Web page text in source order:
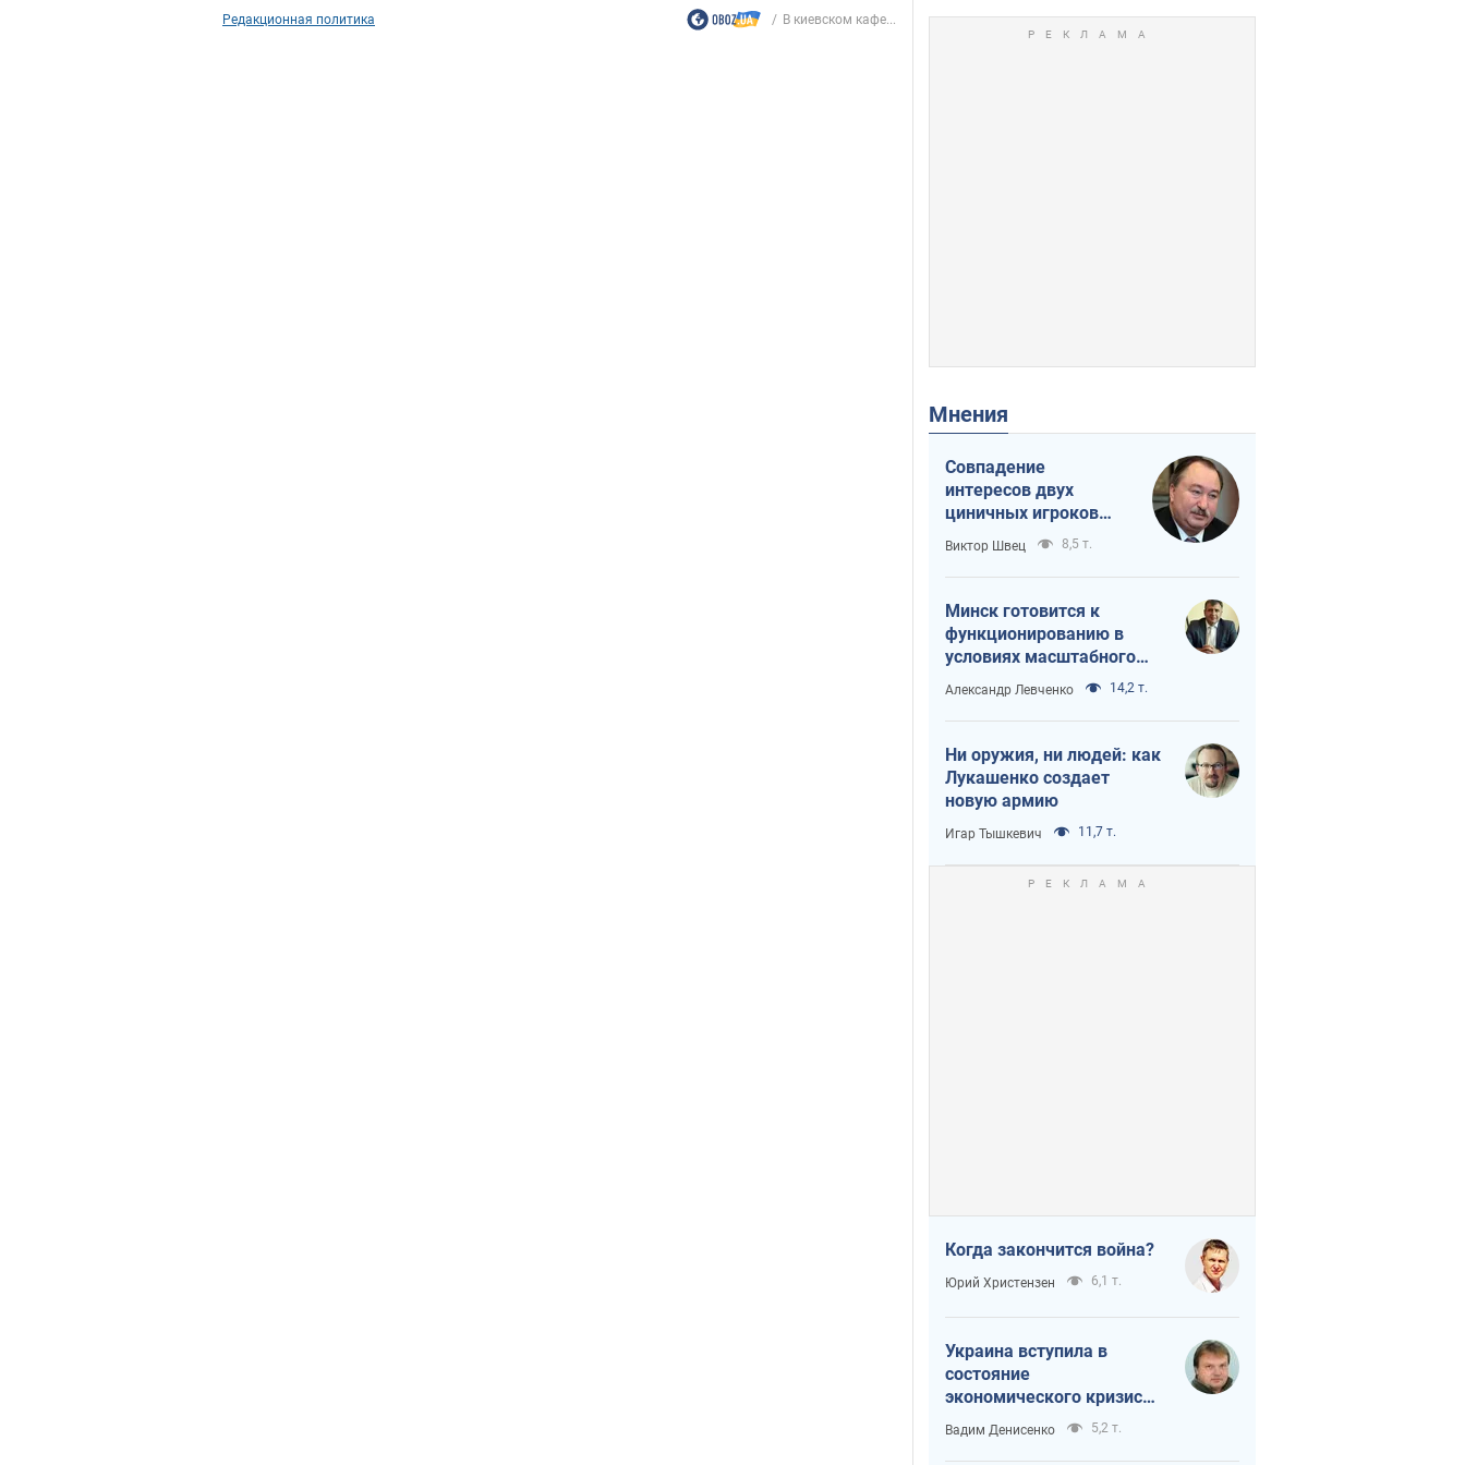
Редакционная политика В киевском кафе...
Мнения
Совпадение
интересов двух
циничных игроков
или тайный план
Трампа и Путина?
Виктор Швец 8,5 т.
Минск готовится к
функционированию в
условиях масштабного
военного кризиса
Александр Левченко 14,2 т.
Ни оружия, ни людей: как
Лукашенко создает
новую армию
Игар Тышкевич 11,7 т.
Когда закончится война?
Юрий Христензен 6,1 т.
Украина вступила в
состояние
экономического кризиса.
Есть ли свет в конце
туннеля?
Вадим Денисенко 5,2 т.